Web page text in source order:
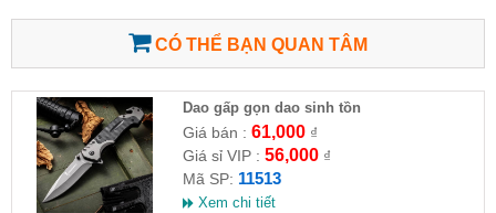
CÓ THỂ BẠN QUAN TÂM
Dao gấp gọn dao sinh tồn
Giá bán : 61,000₫
Giá sỉ VIP : 56,000₫
Mã SP: 11513
Xem chi tiết